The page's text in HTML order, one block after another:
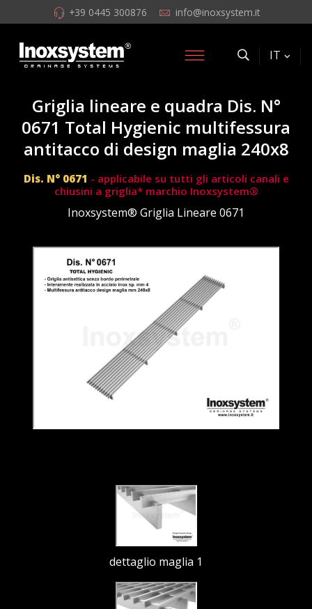
+39 0445 300876 info@inoxsystem.it
IT
Griglia lineare e quadra Dis. N°
0671 Total Hygienic multifessura
antitacco di design maglia 240x8
Dis. N° 0671 - applicabile su tutti gli articoli canali e
chiusini a griglia* marchio Inoxsystem®
Inoxsystem® Griglia Lineare 0671
dettaglio maglia 1